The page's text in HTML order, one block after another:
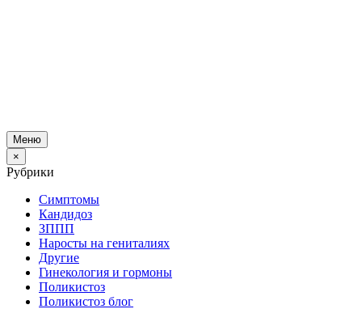
Меню
×
Рубрики
Симптомы
Кандидоз
ЗППП
Наросты на гениталиях
Другие
Гинекология и гормоны
Поликистоз
Поликистоз блог